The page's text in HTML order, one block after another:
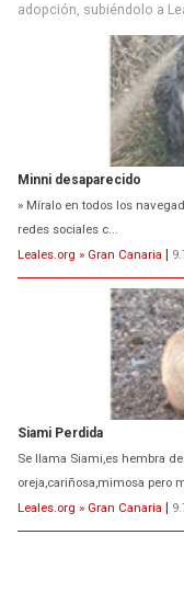
adopción, subiéndolo a
Minni desaparecido
» Míralo en todos los
redes sociales c...
Leales.org » Gran Canaria |
Siami Perdida
Se llama Siami,es hembra
oreja,cariñosa,mimosa pero
Leales.org » Gran Canaria |